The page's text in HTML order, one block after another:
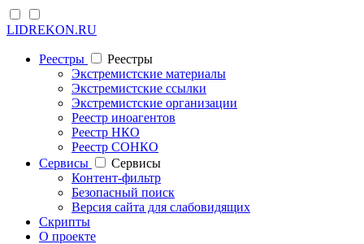
LIDREKON.RU
Реестры
Реестры
Экстремистские материалы
Экстремистские ссылки
Экстремистские организации
Реестр иноагентов
Реестр НКО
Реестр СОНКО
Cервисы
Cервисы
Контент-фильтр
Безопасный поиск
Версия сайта для слабовидящих
Скрипты
О проекте